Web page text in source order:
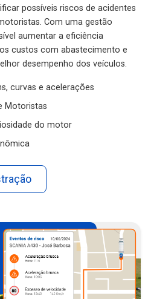
possíveis riscos de acidentes
Com uma gestão
aumentar a eficiência
custos com abastecimento e
desempenho dos veículos.
curvas e acelerações
Motoristas
do motor